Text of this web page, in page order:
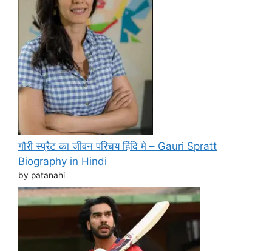
गौरी स्प्रैट का जीवन परिचय हिंदि मे – Gauri Spratt
Biography in Hindi
by patanahi